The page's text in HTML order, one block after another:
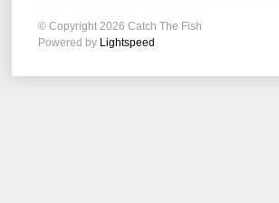
© Copyright 2026 Catch The Fish
Powered by Lightspeed